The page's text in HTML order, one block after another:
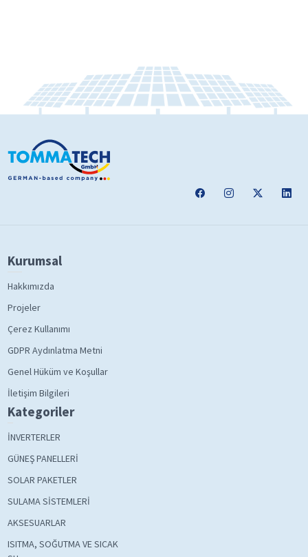
Kurumsal
Hakkımızda
Projeler
Çerez Kullanımı
GDPR Aydınlatma Metni
Genel Hüküm ve Koşullar
İletişim Bilgileri
Kategoriler
İNVERTERLER
GÜNEŞ PANELLERİ
SOLAR PAKETLER
SULAMA SİSTEMLERİ
AKSESUARLAR
ISITMA, SOĞUTMA VE SICAK